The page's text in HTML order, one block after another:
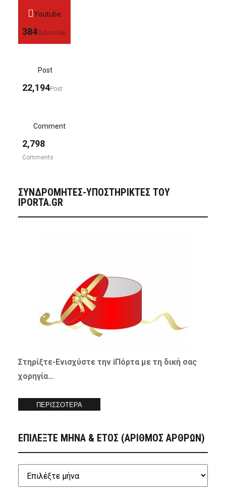
Youtube
384Subscriber
Post
22,194Post
Comment
2,798
Comments
ΣΥΝΔΡΟΜΗΤΈΣ-ΥΠΟΣΤΗΡΙΚΤΈΣ ΤΟΥ
IPORTA.GR
Στηρίξτε-Ενισχύστετην iΠόρτα με τη δική σας
χορηγία…
ΠΕΡΙΣΣΟΤΕΡΑ
ΕΠΙΛΕΞΤΕ ΜΗΝΑ & ΕΤΟΣ (ΑΡΙΘΜΟΣ ΑΡΘΡΩΝ)